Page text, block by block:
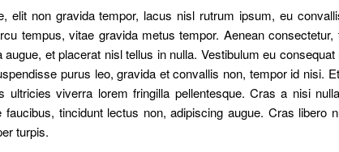
elit non gravida tempor, lacus nisl rutrum ipsum, eu
tempus, vitae gravida metus tempor. Aenean consectetur,
augue, et placerat nisl tellus in nulla. Vestibulum eu
purus leo, gravida et convallis non, tempor id nisi.
ultricies viverra lorem fringilla pellentesque. Cras a nisi
faucibus, tincidunt lectus non, adipiscing augue. Cras libero
turpis.